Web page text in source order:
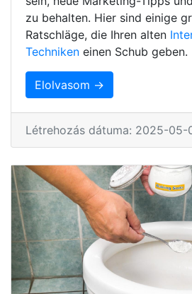
zu behalten. Hier sind einige
Ratschläge, die Ihren alten
Techniken einen Schub geben.
Elolvasom →
Létrehozás dátuma: 2025-05-